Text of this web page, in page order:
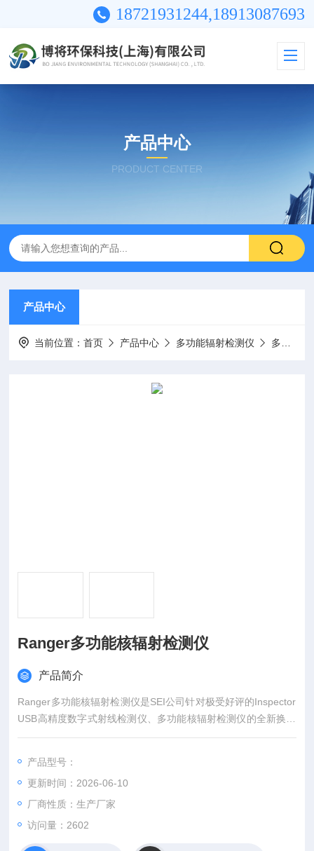
18721931244,18913087693
产品中心
PRODUCT CENTER
产品中心
当前位置：首页 产品中心 多功能辐射检测仪 多功能射线检测仪
Ranger多功能核辐射检测仪
产品简介
Ranger多功能核辐射检测仪是SEI公司针对极受好评的Inspector
USB高精度数字式射线检测仪、多功能核辐射检测仪的全新换代
产品，它是一款针对放射线剂量精确测量、放射性表面污染测
产品型号：
更新时间：2026-06-10
厂商性质：生产厂家
访问量：2602